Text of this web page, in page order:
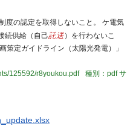
度の認定を取得しないこと。 ケ電気
続供給（自己託送）を行わないこ
策定ガイドライン（太陽光発電）」
125592/r8youkou.pdf
種別：pdfサ